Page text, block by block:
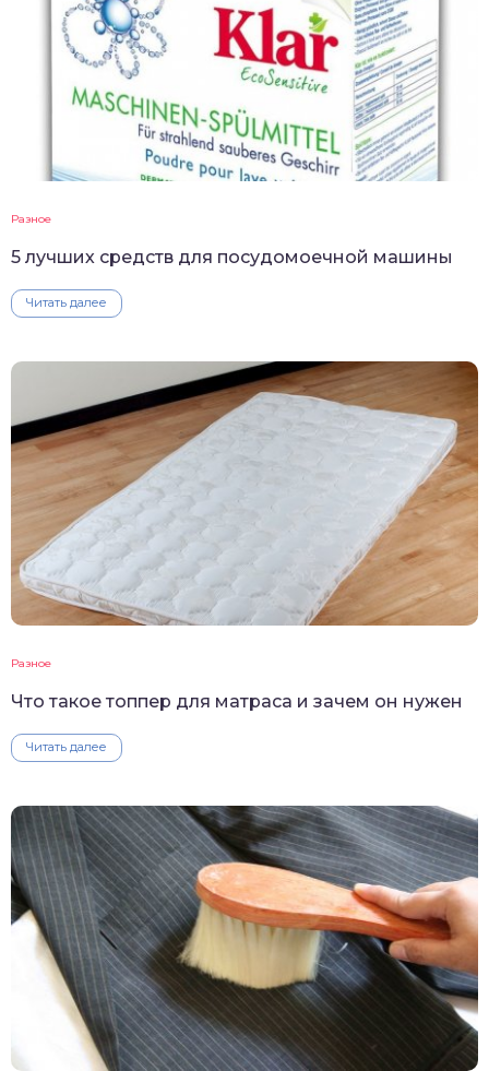
Разное
5 лучших средств для посудомоечной машины
Читать далее
Разное
Что такое топпер для матраса и зачем он нужен
Читать далее